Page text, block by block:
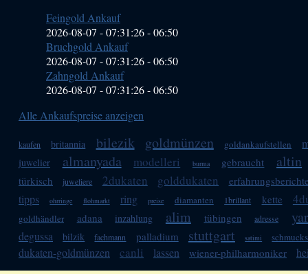
Feingold Ankauf
2026-08-07 - 07:31:26-06:50
Bruchgold Ankauf
2026-08-07 - 07:31:26-06:50
Zahngold Ankauf
2026-08-07 - 07:31:26-06:50
Alle Ankaufspreise anzeigen
kaufen britannia bilezik goldmünzen goldankaufstellen
juwelier almanyada modelleri burma gebraucht altin
türkisch juweliere 2dukaten golddukaten
tipps ohrringe flohmarkt ring preise diamanten 1brillant kette
goldhändler adana inzahlung alim tübingen adresse
degussa bilzik fachmann palladium stuttgart satimi
dukaten-goldmünzen canli lassen wiener-philharmoniker